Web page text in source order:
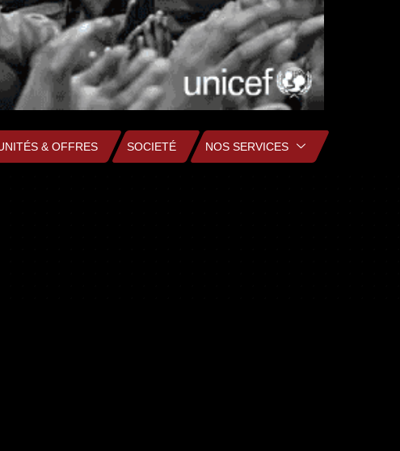
& OFFRES SOCIETÉ NOS SERVICES